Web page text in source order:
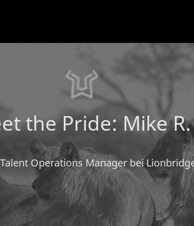
the Pride: Mike R.
Operations Manager bei